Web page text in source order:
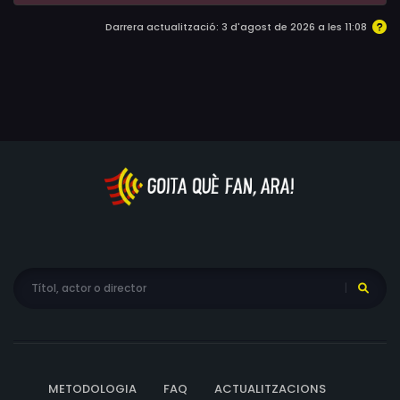
Darrera actualització: 3 d'agost de 2026 a les 11:08
METODOLOGIA FAQ ACTUALITZACIONS